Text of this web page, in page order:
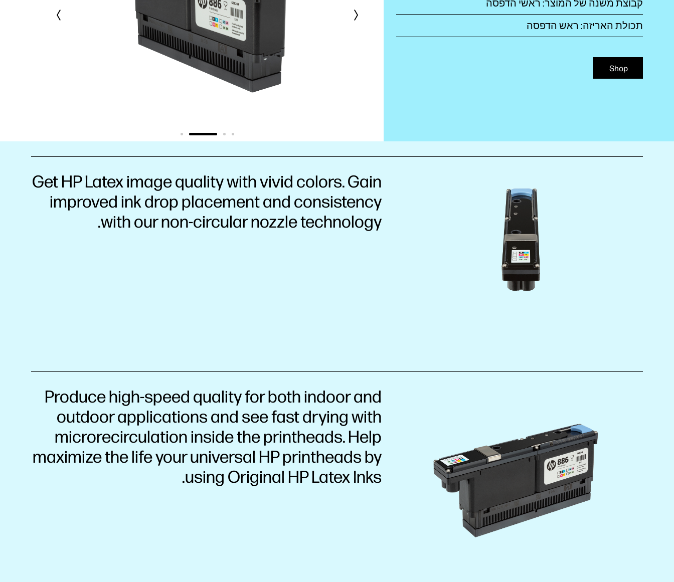
קבוצת משנה של המוצר: ראשי הדפסה
תכולת האריזה: ראש הדפסה
Shop
Get HP Latex image quality with vivid colors. Gain
improved ink drop placement and consistency
with our non-circular nozzle technology.
Produce high-speed quality for both indoor and
outdoor applications and see fast drying with
microrecirculation inside the printheads. Help
maximize the life your universal HP printheads by
using Original HP Latex Inks.